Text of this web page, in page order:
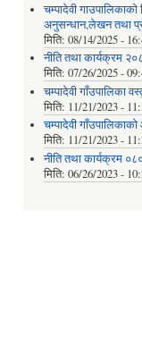
चम्पादेवी
अनुसन्धान,लेखन तथा
मिति:08/14/2025 -
नीति तथा कार्यक्रम
मिति:07/26/2025 -
चम्पादेवी गाँउपालिका
मिति: 11/21/2023 -
चम्पादेवी
मिति: 11/21/2023 -
नीति तथा कार्यक्रम
मिति:06/26/2023 -